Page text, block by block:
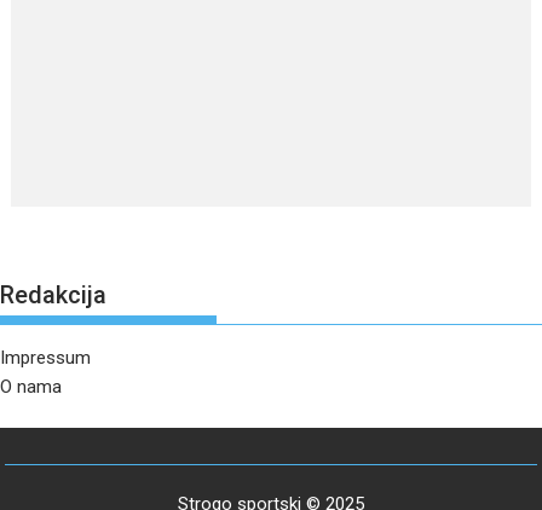
Redakcija
Impressum
O nama
Strogo sportski © 2025